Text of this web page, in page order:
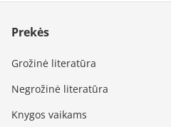
Prekės
Grožinė literatūra
Negrožinė literatūra
Knygos vaikams